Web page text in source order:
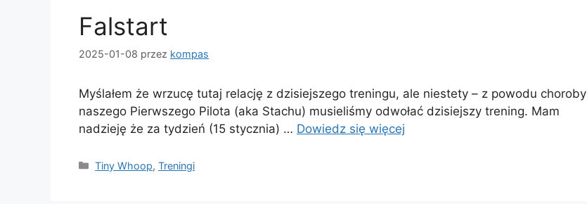
Falstart
2025-01-08 przez kompas
Myślałem że wrzucę tutaj relację z dzisiejszego treningu, ale niestety – z powodu choroby
naszego Pierwszego Pilota (aka Stachu) musieliśmy odwołać dzisiejszy trening. Mam
nadzieję że za tydzień (15 stycznia) … Dowiedz się więcej
Kategorie
Tiny Whoop,Treningi